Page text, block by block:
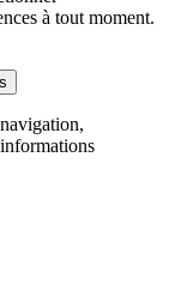
à tout moment.